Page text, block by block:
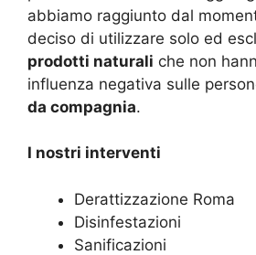
abbiamo raggiunto dal
deciso di utilizzare solo ed
prodotti naturali che non
influenza negativa sulle
da compagnia.
I nostri interventi
Derattizzazione Roma
Disinfestazioni
Sanificazioni